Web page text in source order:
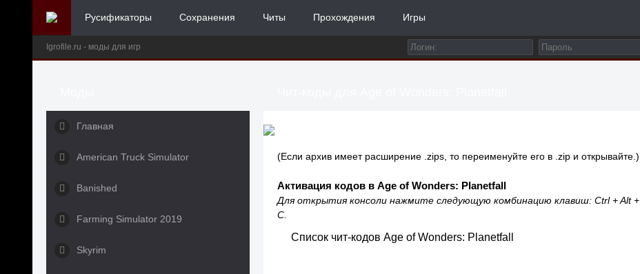
Русификаторы Сохранения Читы Прохождения Игры
Igrofile.ru - моды для игр
Главная
American Truck Simulator
Banished
Farming Simulator 2019
Skyrim
(Если архив имеет расширение .zips, то переименуйте его в .zip и открывайте.)
Активация кодов в Age of Wonders: Planetfall
Для открытия консоли нажмите следующую комбинацию клавиш: Ctrl + Alt +
C.
Список чит-кодов Age of Wonders: Planetfall